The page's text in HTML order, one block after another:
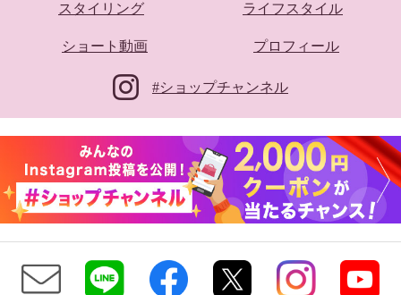
スタイリング ライフスタイル
ショート動画 プロフィール
#ショップチャンネル